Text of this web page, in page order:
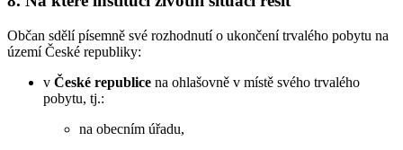
Občan sdělí písemně své rozhodnutí o ukončení trvalého pobytu na
území České republiky:
v České republice na ohlašovně v místě svého trvalého
pobytu, tj.:
na obecním úřadu,